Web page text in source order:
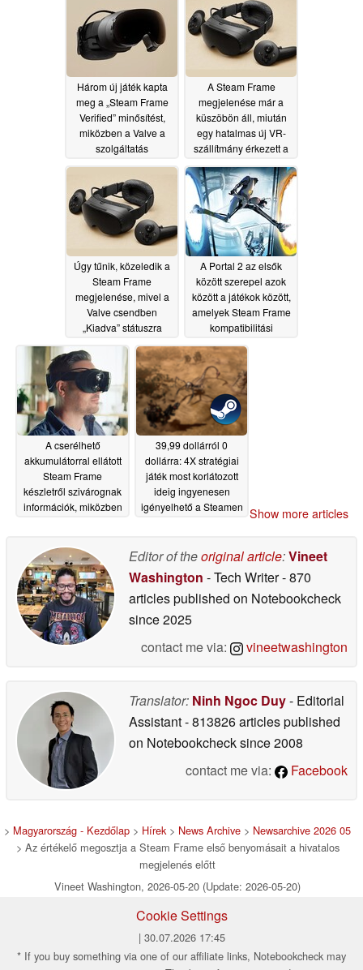
Három új játék kapta
meg a „Steam Frame
Verified” minősítést,
miközben a Valve a
szolgáltatás
07/15/2026
A Steam Frame
megjelenése már a
küszöbön áll, miután
egy hatalmas új VR-
szállítmány érkezett a
raktárába07/11/2026
Úgy tűnik, közeledik a
Steam Frame
megjelenése, mivel a
Valve csendben
„Kiadva” státuszra
nélküli adapter
illesztőprogramját
07/02/2026
A Portal 2 az elsők
között szerepel azok
között a játékok között,
amelyek Steam Frame
kompatibilitási
06/29/2026
A cserélhető
akkumulátorral ellátott
Steam Frame
készletről szivárognak
információk, miközben
dátuma 06/18/2026
39,99 dollárról 0
dollárra: 4X stratégiai
játék most korlátozott
ideig ingyenesen
igényelhető a Steamen Show more articles
Editor of theoriginal article:Vineet
Washington - Tech Writer- 870
articles published on Notebookcheck
since 2025
contact me via:
vineetwashington
Translator: Ninh Ngoc Duy- Editorial
Assistant- 813826 articles published
on Notebookchecksince 2008
contact me via:
Facebook
> Magyarország - Kezdőlap > Hírek> News Archive > Newsarchive 2026 05
> Az értékelő megosztja a Steam Frame első benyomásait a hivatalos
megjelenés előtt
Vineet Washington, 2026-05-20 (Update: 2026-05-20)
Cookie Settings
| 30.07.2026 17:45
* If you buy something via one of our affiliate links, Notebookcheck may